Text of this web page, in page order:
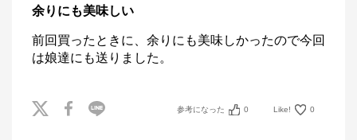
余りにも美味しい
前回買ったときに、余りにも美味しかったので今回
は娘達にも送りました。
参考になった 0 Like! 0